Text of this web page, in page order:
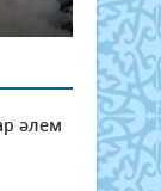
әлем